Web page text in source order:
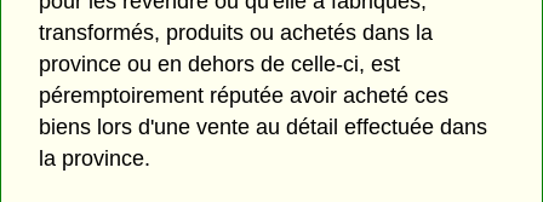
transformés, produits ou achetés dans la
province ou en dehors de celle-ci, est
péremptoirement réputée avoir acheté ces
biens lors d'une vente au détail effectuée dans
la province.